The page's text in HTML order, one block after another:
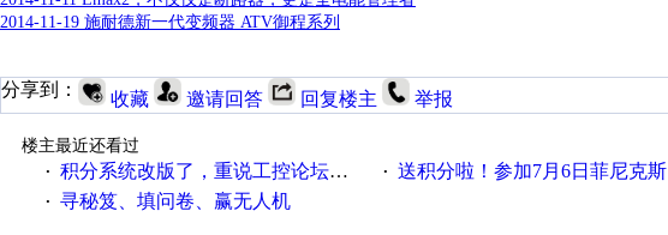
2014-11-19 施耐德新一代变频器 ATV御程系列
分享到： 收藏 邀请回答 回复楼主 举报
楼主最近还看过
· 积分系统改版了，重说工控论坛积分那点事儿…… · 送积分啦！参加7月6日菲尼克斯在线研讨会即得
· 寻秘笈、填问卷、赢无人机